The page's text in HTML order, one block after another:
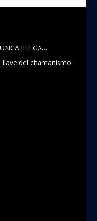
LLEGA…
del chamanismo